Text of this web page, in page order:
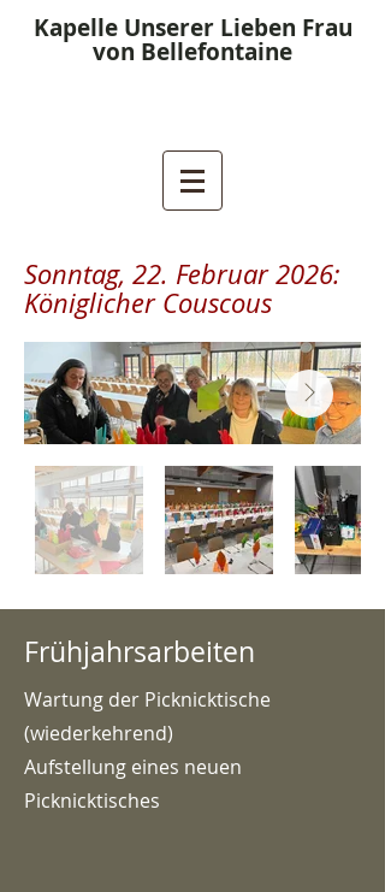
Kapelle Unserer Lieben Frau
von Bellefontaine
Sonntag, 22. Februar 2026:
Königlicher Couscous
Frühjahrsarbeiten
Wartung der Picknicktische
(wiederkehrend)
Aufstellung eines neuen
Picknicktisches